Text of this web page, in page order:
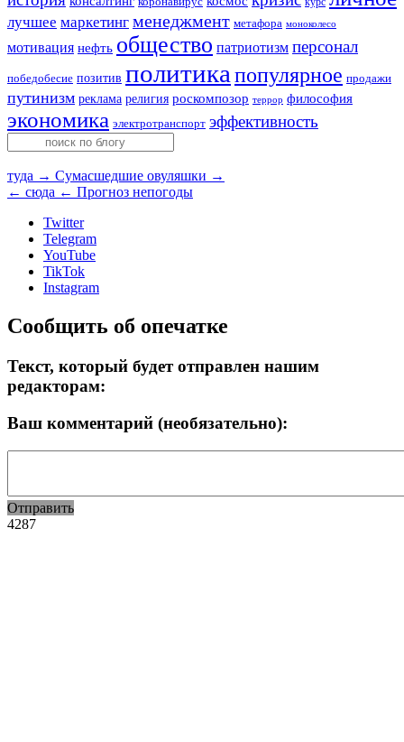
лучшее маркетинг менеджмент метафора моноколесо
мотивация нефть общество патриотизм персонал
победобесие позитив политика популярное продажи
путинизм реклама религия роскомпозор террор философия
экономика электротранспорт эффективность
туда → Сумасшедшие овуляшки →
← сюда ← Прогноз непогоды
Twitter
Telegram
YouTube
TikTok
Instagram
Сообщить об опечатке
Текст, который будет отправлен нашим
редакторам:
Ваш комментарий (необязательно):
Отправить
4287